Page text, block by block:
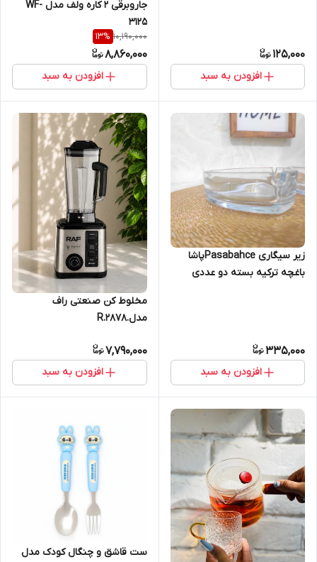
125,000
افزودن به سبد
جاروبرقی 2 کاره ولف مدل WF-
3125
10,190,000
13%
8,860,000
افزودن به سبد
زیر سیگاری Pasabahceپاشا
باغچه ترکیه بسته دو عددی
335,000
افزودن به سبد
مخلوط کن صنعتی راف
مدل.R.2878
7,790,000
افزودن به سبد
ست قاشق و چنگال کودک مدل